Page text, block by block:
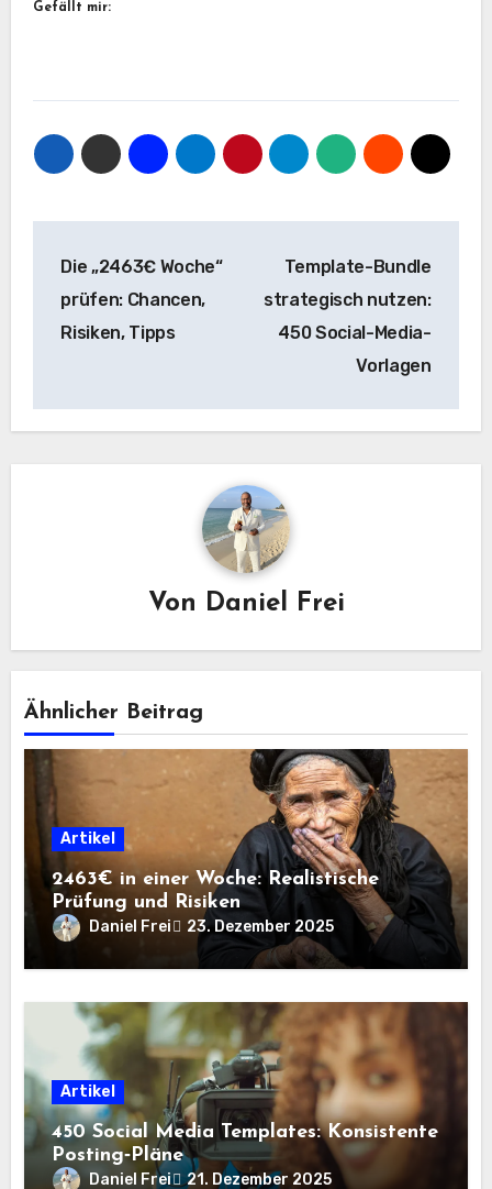
Gefällt mir:
Die „2463€ Woche“
prüfen: Chancen,
Risiken, Tipps
Template-Bundle
strategisch nutzen:
450 Social-Media-
Vorlagen
Von Daniel Frei
Ähnlicher Beitrag
Artikel
2463€ in einer Woche: Realistische
Prüfung und Risiken
Daniel Frei 23. Dezember 2025
Artikel
450 Social Media Templates: Konsistente
Posting‑Pläne
Daniel Frei 21. Dezember 2025